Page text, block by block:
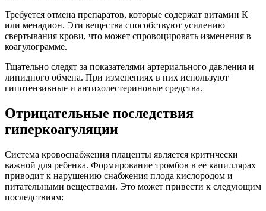
Требуется отмена препаратов, которые содержат витамин К
или менадион. Эти вещества способствуют усилению
свертывания крови, что может спровоцировать изменения в
коагулограмме.
Тщательно следят за показателями артериального давления и
липидного обмена. При изменениях в них используют
гипотензивные и антихолестериновые средства.
Отрицательные последствия
гиперкоагуляции
Система кровоснабжения плаценты является критически
важной для ребенка. Формирование тромбов в ее капиллярах
приводит к нарушению снабжения плода кислородом и
питательными веществами. Это может привести к следующим
последствиям: